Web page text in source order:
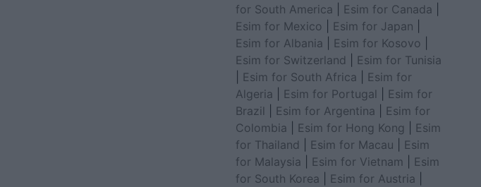
for South America
Esim for Canada
Esim for Mexico
Esim for Japan
Esim for Albania
Esim for Kosovo
Esim for Switzerland
Esim for Tunisia
Esim for South Africa
Esim for
Algeria
Esim for Portugal
Esim for
Brazil
Esim for Argentina
Esim for
Colombia
Esim for Hong Kong
Esim
for Thailand
Esim for Macau
Esim
for Malaysia
Esim for Vietnam
Esim
for South Korea
Esim for Austria